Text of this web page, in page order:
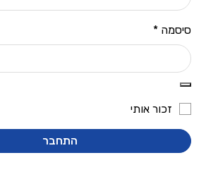
סיסמה *
זכור אותי
התחבר